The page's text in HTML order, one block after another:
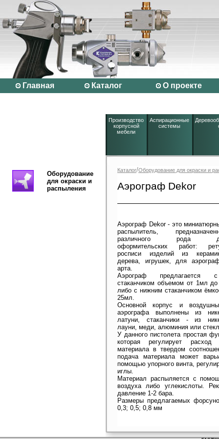
Главная Каталог О проекте
Производство
корпусной
мебели
Аспирационные
системы
Оборудование
для окраски и
распыления
Каталог/Оборудование для окраски и
Аэрограф Dekor
Аэрограф Dekor - это
распылитель,
различного рода
оформительских работ:
росписи изделий из
дерева, игрушек, для
арта.
Аэрограф предлагается
стаканчиком объемом от 1мл
либо с нижним стаканчиком
25мл.
Основной корпус и
аэрографа выполнены из
латуни, стаканчики - из
лауни, меди, алюминия или
У данного пистолета простая
которая регулирует
материала в твердом
подача материала может
помощью упорного винта,
иглы.
Материал распыляется с
воздуха либо углекислоты.
давление 1-2 бара.
Размеры предлагаемых
0,3; 0,5; 0,8 мм